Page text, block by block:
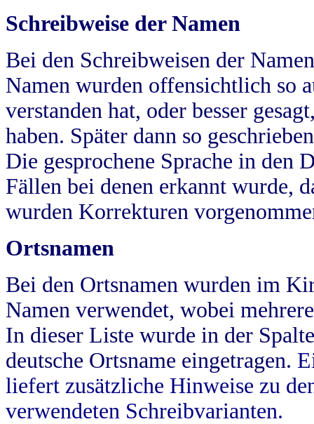
Schreibweise der Namen
Bei den Schreibweisen der
Namen wurden offensichtlich so
verstanden hat, oder besser
haben. Später dann so
Die gesprochene Sprache in
Fällen bei denen erkannt wurde,
wurden Korrekturen
Ortsnamen
Bei den Ortsnamen wurden im
Namen verwendet, wobei
In dieser Liste wurde in der
deutsche Ortsname eingetragen.
liefert zusätzliche Hinweise zu
verwendeten Schreibvarianten.